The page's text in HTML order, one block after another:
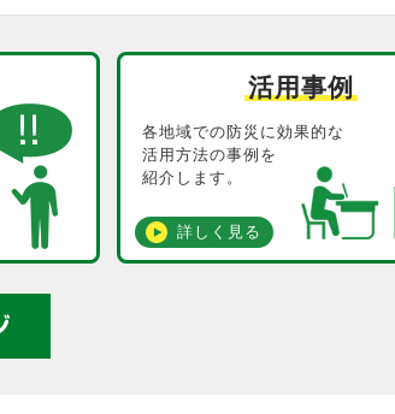
活用事例
各地域での防災に効果的な
活用方法の事例を
紹介します。
詳しく見る